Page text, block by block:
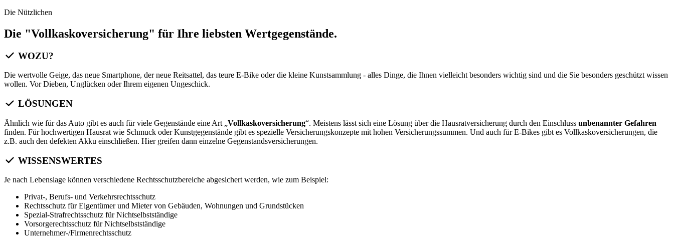
Die Nützlichen
Die "Vollkaskoversicherung" für Ihre liebsten Wertgegenstände.
WOZU?
Die wertvolle Geige, das neue Smartphone, der neue Reitsattel, das teure E-Bike oder die kleine Kunstsammlung - alles Dinge, die Ihnen vielleicht besonders wichtig sind und die Sie besonders geschützt wissen
wollen. Vor Dieben, Unglücken oder Ihrem eigenen Ungeschick.
LÖSUNGEN
Ähnlich wie für das Auto gibt es auch für viele Gegenstände eine Art „Vollkaskoversicherung“. Meistens lässt sich eine Lösung über die Hausratversicherung durch den Einschluss unbenannter Gefahren
finden. Für hochwertigen Hausrat wie Schmuck oder Kunstgegenstände gibt es spezielle Versicherungskonzepte mit hohen Versicherungssummen. Und auch für E-Bikes gibt es Vollkaskoversicherungen, die
z.B. auch den defekten Akku einschließen. Hier greifen dann einzelne Gegenstandsversicherungen.
WISSENSWERTES
Je nach Lebenslage können verschiedene Rechtsschutzbereiche abgesichert werden, wie zum Beispiel:
Privat-, Berufs- und Verkehrsrechtsschutz
Rechtsschutz für Eigentümer und Mieter von Gebäuden, Wohnungen und Grundstücken
Spezial-Strafrechtsschutz für Nichtselbstständige
Vorsorgerechtsschutz für Nichtselbstständige
Unternehmer-/Firmenrechtsschutz